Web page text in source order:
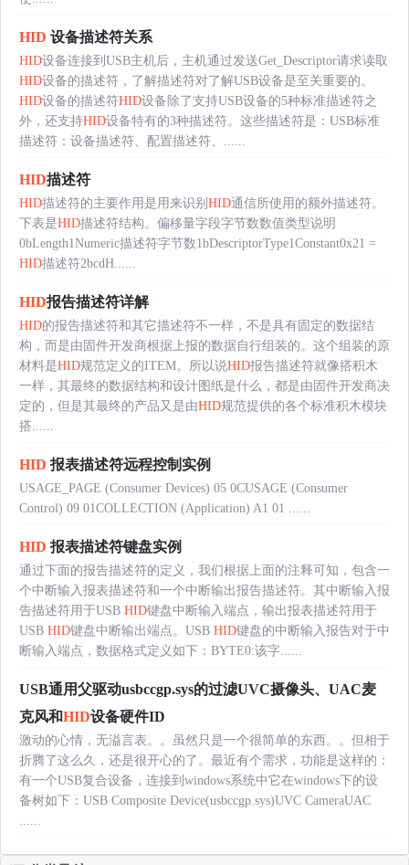
HID 设备描述符关系
HID设备连接到USB主机后，主机通过发送Get_Descriptor请求读取
HID设备的描述符，了解描述符对了解USB设备是至关重要的。
HID设备的描述符HID设备除了支持USB设备的5种标准描述符之
外，还支持HID设备特有的3种描述符。这些描述符是：USB标准
描述符：设备描述符、配置描述符、......
HID描述符
HID描述符的主要作用是用来识别 HID通信所使用的额外描述符。
下表是HID描述符结构。偏移量字段字节数数值类型说明
0bLength1Numeric描述符字节数1bDescriptorType1Constant0x21 =
HID描述符2bcdH......
HID报告描述符详解
HID的报告描述符和其它描述符不一样，不是具有固定的数据结
构，而是由固件开发商根据上报的数据自行组装的。这个组装的原
材料是HID规范定义的ITEM。所以说HID报告描述符就像搭积木
一样，其最终的数据结构和设计图纸是什么，都是由固件开发商决
定的，但是其最终的产品又是由HID规范提供的各个标准积木模块
搭......
HID 报表描述符远程控制实例
USAGE_PAGE (Consumer Devices) 05 0CUSAGE (Consumer
Control) 09 01COLLECTION (Application) A1 01 ......
HID 报表描述符键盘实例
通过下面的报告描述符的定义，我们根据上面的注释可知，包含一
个中断输入报表描述符和一个中断输出报告描述符。其中断输入报
告描述符用于USB HID键盘中断输入端点，输出报表描述符用于
USB HID键盘中断输出端点。USB HID键盘的中断输入报告对于中
断输入端点，数据格式定义如下：BYTE0:该字......
USB通用父驱动usbccgp.sys的过滤UVC摄像头、UAC麦
克风和HID设备硬件ID
激动的心情，无溢言表。。虽然只是一个很简单的东西。。但相于
折腾了这么久，还是很开心的了。最近有个需求，功能是这样的：
有一个USB复合设备，连接到windows系统中它在windows下的设
备树如下：USB Composite Device(usbccgp.sys)UVC CameraUAC